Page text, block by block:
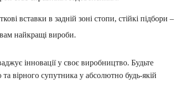
вставки в задній зоні стопи, стійкі підбори –
найкращі вироби.
інновації у своє виробництво. Будьте
вірного супутника у абсолютно будь-якій